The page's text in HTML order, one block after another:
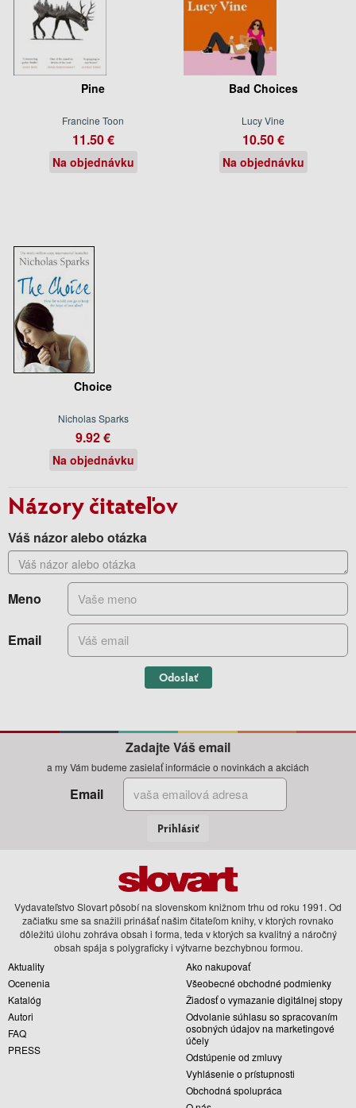
Pine
Francine Toon
11.50 €
Na objednávku
Bad Choices
Lucy Vine
10.50 €
Na objednávku
Choice
Nicholas Sparks
9.92 €
Na objednávku
Názory čitateľov
Váš názor alebo otázka
Meno
Email
Odoslať
Zadajte Váš email
a my Vám budeme zasielať informácie o novinkách a akciách
Email
Prihlásiť
Vydavateľstvo Slovart pôsobí na slovenskom knižnom trhu od roku 1991. Od
začiatku sme sa snažili prinášať našim čitateľom knihy, v ktorých rovnako
dôležitú úlohu zohráva obsah i forma, teda v ktorých sa kvalitný a náročný
obsah spája s polygraficky i výtvarne bezchybnou formou.
Aktuality
Ocenenia
Katalóg
Autori
FAQ
PRESS
Ako nakupovať
Všeobecné obchodné podmienky
Žiadosť o vymazanie digitálnej stopy
Odvolanie súhlasu so spracovaním
osobných údajov na marketingové
účely
Odstúpenie od zmluvy
Vyhlásenie o prístupnosti
Obchodná spolupráca